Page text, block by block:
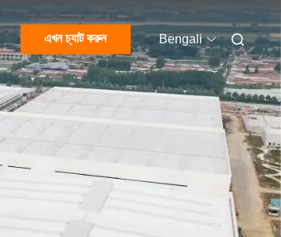
এখন চ্যাট করুন Bengali